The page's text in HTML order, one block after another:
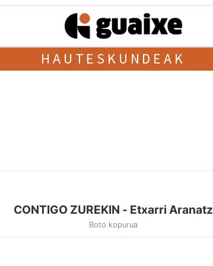
HAUTESKUNDEAK
CONTIGO ZUREKIN - Etxarri Aranatz
Boto kopurua